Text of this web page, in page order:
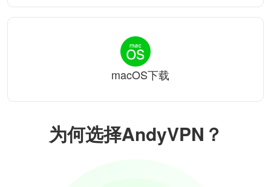
为何选择AndyVPN？
macOS下载